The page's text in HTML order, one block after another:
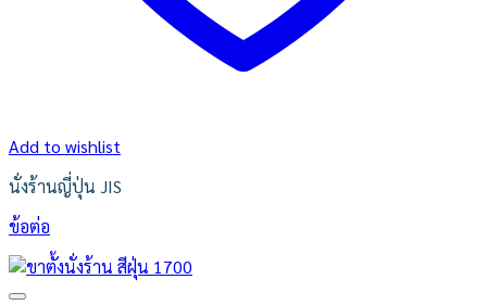
Add to wishlist
นั่งร้านญี่ปุ่น JIS
ข้อต่อ